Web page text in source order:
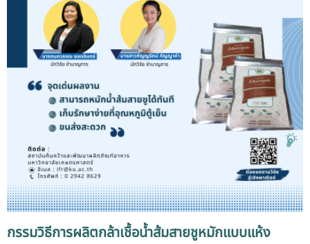
กรรมวิธีการผลิตกล้าเชื้อน้ำส้มสายชูหมักแบบแห้ง